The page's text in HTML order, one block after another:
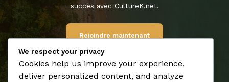
succès avec CultureK.net.
Rejoindre maintenant
We respect your privacy
Cookies help us improve your experience,
deliver personalized content, and analyze